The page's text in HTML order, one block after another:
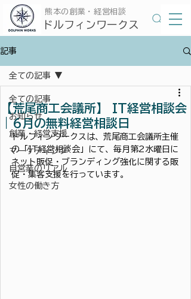
​ドルフィンワークス
​熊本の創業・経営相談
記事
全ての記事
お知らせ
創業・経営支援
マーケティング
自営業のリアル
女性の働き方
全ての記事
【荒尾商工会議所】 IT経営相談会
｜6月の無料経営相談日
ドルフィンワークスは、荒尾商工会議所主催
の「IT経営相談会」にて、毎月第2水曜日に
ネット販促・ブランディング強化に関する販
促・集客支援を行っています。